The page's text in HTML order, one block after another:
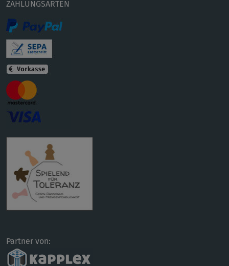
ZAHLUNGSARTEN
Partner von: